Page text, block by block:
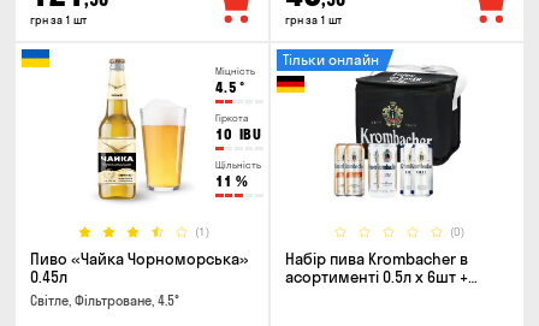
грн за 1 шт грн за 1 шт
Міцність
4.5 °
Гіркота
10 IBU
Щільність
11 %
(1)
Пиво «Чайка Чорноморська»
0.45л
Світле, Фільтроване, 4.5°
(0)
Тільки онлайн
Набір пива Krombacher в
асортименті 0.5л х 6шт +